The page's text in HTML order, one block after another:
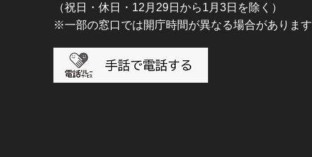
（祝日・休日・12月29日から1月3日を除く）
※一部の窓口では開庁時間が異なる場合があります